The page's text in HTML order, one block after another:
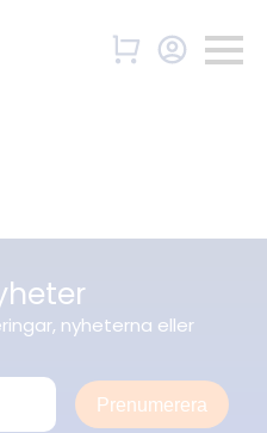
nyheterna eller
Prenumerera